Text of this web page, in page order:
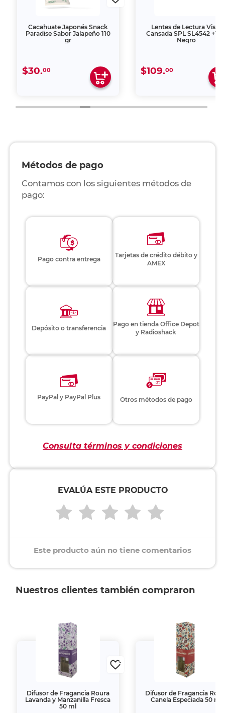
Cacahuate Japonés Snack
Paradise Sabor Jalapeño 110
gr
$30.00
Lentes de Lectura Vista
Cansada SPL SL4542
Negro
$109.00
Métodos de pago
Contamos con los siguientes métodos de
pago:
Pago contra entrega
Tarjetas de crédito débito y
AMEX
Depósito o transferencia
Pago en tienda Office Depot
y Radioshack
PayPal y PayPal Plus Otros métodos de pago
Consulta términos y condiciones
EVALÚA ESTE PRODUCTO
Este producto aún no tiene comentarios
Nuestros clientes también compraron
Difusor de Fragancia Roura
Lavanda y Manzanilla Fresca
50 ml
Difusor de Fragancia
Canela Especiada 50 ml